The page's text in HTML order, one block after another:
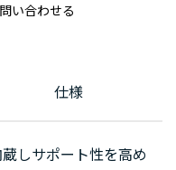
い合わせる
仕様
しサポート性を高め